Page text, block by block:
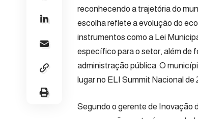
reconhecendo a trajetória do
escolha reflete a evolução do
instrumentos como a Lei
específico para o setor, além de
administração pública. O
lugar no ELI Summit Nacional de
Segundo o gerente de Inovação